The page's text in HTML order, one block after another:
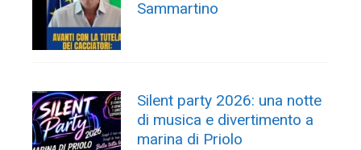
Sammartino
Silent party 2026: una notte
di musica e divertimento a
marina di Priolo